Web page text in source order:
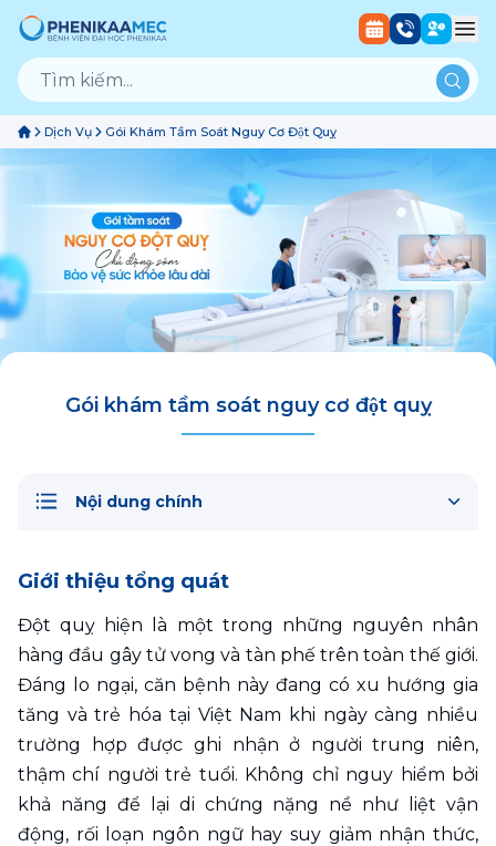
Dịch Vụ Gói Khám Tầm Soát Nguy Cơ Đột Quỵ
Gói khám tầm soát nguy cơ đột quỵ
Nội dung chính
Giới thiệu tổng quát
Đột quỵ hiện là một trong những nguyên nhân
hàng đầu gây tử vong và tàn phế trên toàn thế giới.
Đáng lo ngại, căn bệnh này đang có xu hướng gia
tăng và trẻ hóa tại Việt Nam khi ngày càng nhiều
trường hợp được ghi nhận ở người trung niên,
thậm chí người trẻ tuổi. Không chỉ nguy hiểm bởi
khả năng để lại di chứng nặng nề như liệt vận
động, rối loạn ngôn ngữ hay suy giảm nhận thức,